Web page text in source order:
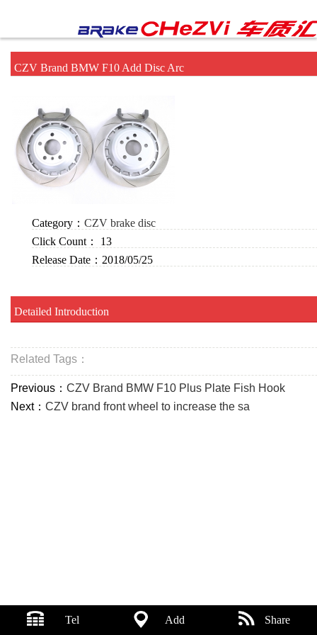
CZV Brand BMW F10 Add Disc Arc
Category： CZV brake disc
Click Count：
13
Release Date： 2018/05/25
Detailed Introduction
Related Tags：
Previous： CZV Brand BMW F10 Plus Plate Fish Hook
Next： CZV brand front wheel to increase the sa
Tel Add Share